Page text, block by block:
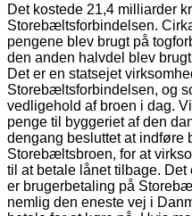
Det kostede 21,4 milliarder
Storebæltsforbindelsen.
pengene blev brugt på
den anden halvdel blev
Det er en statsejet
Storebæltsforbindelsen, og
vedligehold af broen i dag.
penge til byggeriet af den
dengang besluttet at indføre
Storebæltsbroen, for at
til at betale lånet tilbage.
er brugerbetaling på
nemlig den eneste vej i